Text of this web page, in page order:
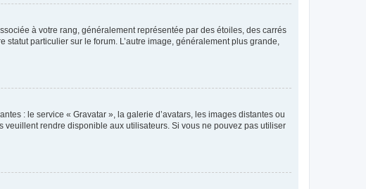
à votre rang, généralement représentée par des étoiles, des carrés
particulier sur le forum. L’autre image, généralement plus grande,
: le service « Gravatar », la galerie d’avatars, les images distantes ou
veuillent rendre disponible aux utilisateurs. Si vous ne pouvez pas utiliser